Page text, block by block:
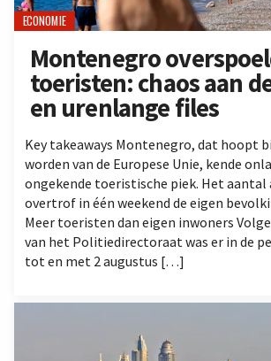
ECONOMIE
Montenegro
toeristen: chaos aan
en urenlange files
Key takeaways Montenegro, dat hoopt
worden van de Europese Unie, kende
ongekende toeristische piek. Het aantal
overtrof in één weekend de eigen
Meer toeristen dan eigen inwoners
van het Politiedirectoraat was er in de
tot en met 2 augustus […]